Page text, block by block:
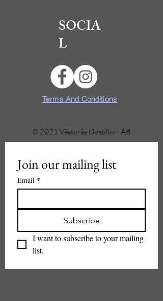
SOCIA
L
Terms And Conditions
© 2021 Västerås Destilleri AB
Join our mailing list
Email *
Subscribe
I want to subscribe to your mailing
list.